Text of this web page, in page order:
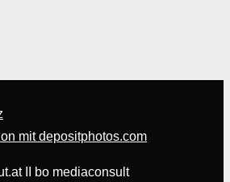
mit depositphotos.com
II bo mediaconsult